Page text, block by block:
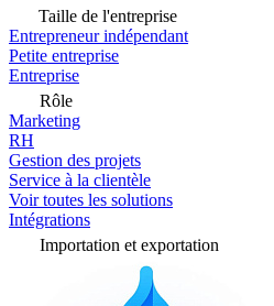
Taille de l'entreprise
Entrepreneur indépendant
Petite entreprise
Entreprise
Rôle
Marketing
RH
Gestion des projets
Service à la clientèle
Voir toutes les solutions
Intégrations
Importation et exportation